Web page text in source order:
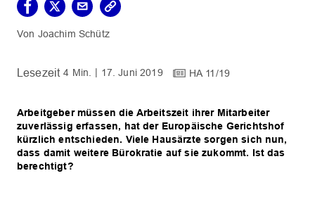
Joachim Schütz
4 Min. 17. Juni 2019 HA 11/19
Arbeitgeber müssen die Arbeitszeit ihrer Mitarbeiter
zuverlässig erfassen, hat der Europäische Gerichtshof
kürzlich entschieden. Viele Hausärzte sorgen sich nun,
dass damit weitere Bürokratie auf sie zukommt. Ist das
berechtigt?